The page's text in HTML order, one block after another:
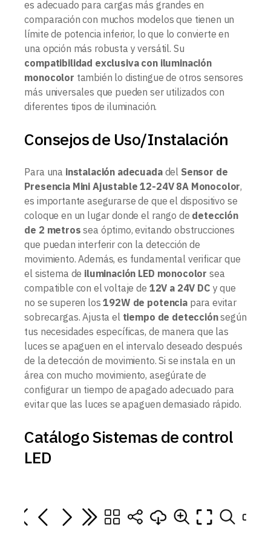
es adecuado para cargas más grandes en
comparación con muchos modelos que tienen un
límite de potencia inferior, lo que lo convierte en
una opción más robusta y versátil. Su
compatibilidad exclusiva con iluminación
monocolor también lo distingue de otros sensores
más universales que pueden ser utilizados con
diferentes tipos de iluminación.
Consejos de Uso/Instalación
Para una instalación adecuadadel Sensor de
Presencia Mini Ajustable 12-24V 8A Monocolor,
es importante asegurarse de que el dispositivo se
coloque en un lugar donde el rango de detección
de 2 metros sea óptimo, evitando obstrucciones
que puedan interferir con la detección de
movimiento. Además, es fundamental verificar que
el sistema de iluminación LED monocolor sea
compatible con el voltaje de 12V a 24V DC y que
no se superen los192W de potenciapara evitar
sobrecargas. Ajusta el tiempo de detecciónsegún
tus necesidades específicas, de manera que las
luces se apaguen en el intervalo deseado después
de la detección de movimiento. Si se instala en un
área con mucho movimiento, asegúrate de
configurar un tiempo de apagado adecuado para
evitar que las luces se apaguen demasiado rápido.
Catálogo Sistemas de control
LED